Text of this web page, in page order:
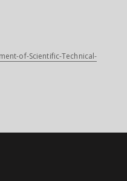
of-Scientific-Technical-